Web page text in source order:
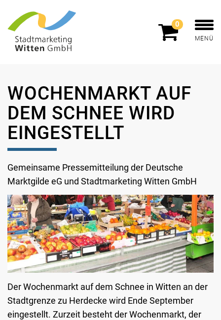
0
MENÜ
WOCHENMARKT AUF
DEM SCHNEE WIRD
EINGESTELLT
Gemeinsame Pressemitteilung der Deutsche
Marktgilde eG und Stadtmarketing Witten GmbH
Der Wochenmarkt auf dem Schnee in Witten an der
Stadtgrenze zu Herdecke wird Ende September
eingestellt. Zurzeit besteht der Wochenmarkt, der